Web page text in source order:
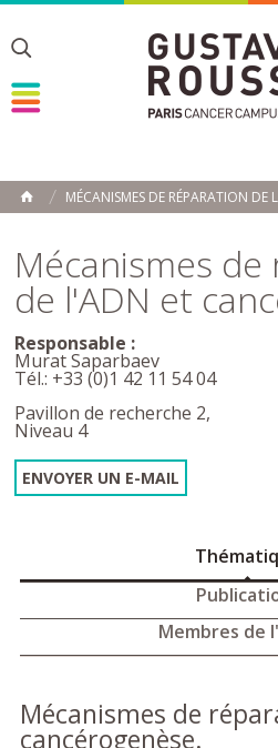
Toggle
Toggle
ACCUEIL
MÉCANISMES DE RÉPARATION DE
Mécanismes
de l'ADN et
Responsable :
Murat Saparbaev
Tél.: +33 (0)1 42 11 54 04
Pavillon de recherche 2,
Niveau 4
ENVOYER UN E-MAIL
Membres de
Mécanismes de
cancérogenèse.